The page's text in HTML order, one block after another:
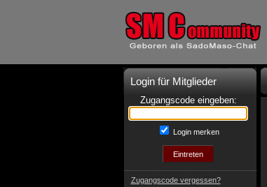
Login für Mitglieder
Zugangscode eingeben:
Login merken
Zugangscode vergessen?